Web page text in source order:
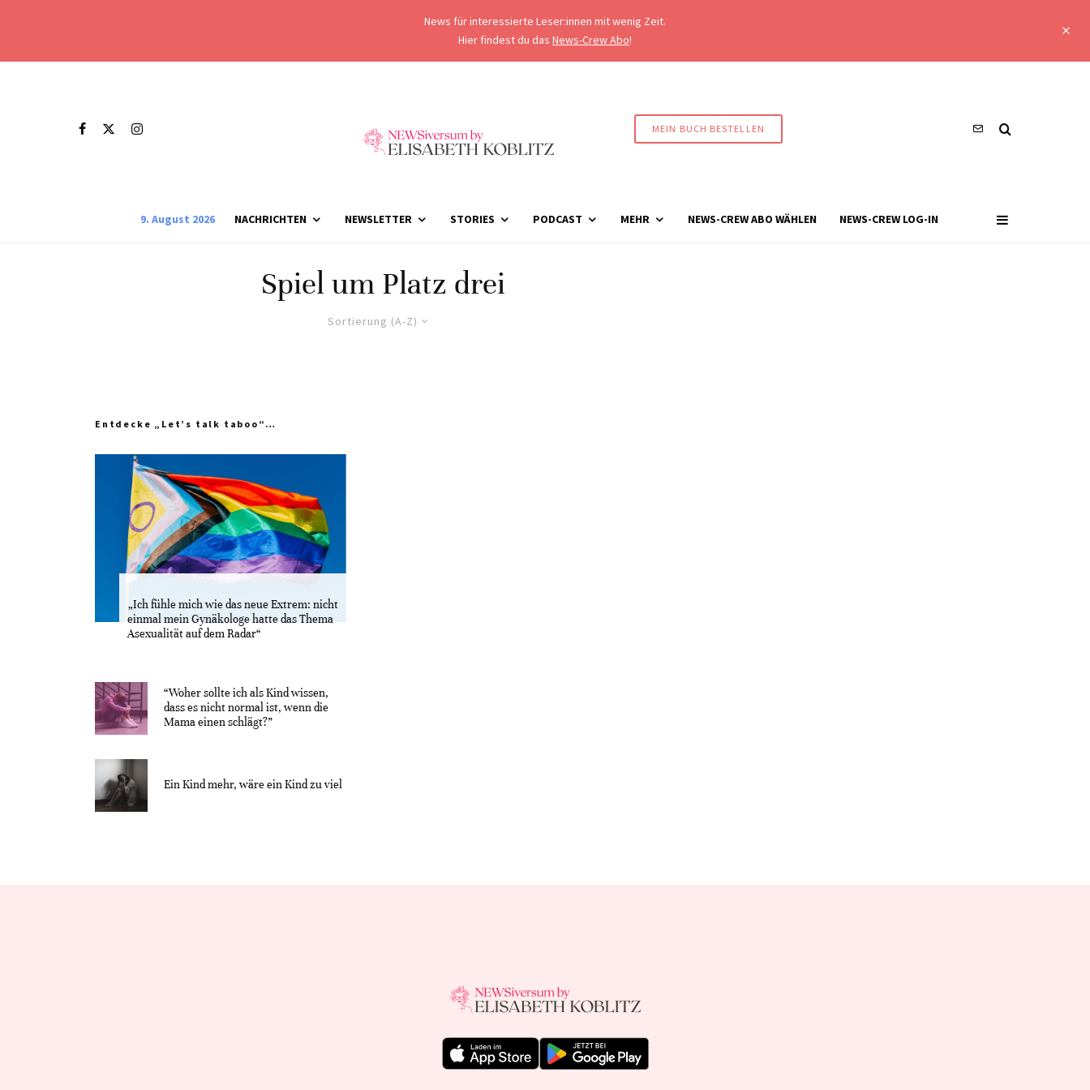
News für interessierte Leser:innen mit wenig Zeit.
Hier findest du das News-Crew Abo!
MEIN BUCH BESTELLEN
9. August 2026 NACHRICHTEN NEWSLETTER STORIES PODCAST MEHR NEWS-CREW ABO WÄHLEN NEWS-CREW LOG-IN
Spiel um Platz drei
Sortierung (A-Z)
Entdecke „Let’s talk taboo“…
„Ich fühle mich wie das neue Extrem: nicht
einmal mein Gynäkologe hatte das Thema
Asexualität auf dem Radar“
“Woher sollte ich als Kind wissen,
dass es nicht normal ist, wenn die
Mama einen schlägt?”
Ein Kind mehr, wäre ein Kind zu viel